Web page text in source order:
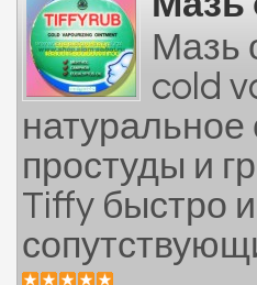
Мазь
cold
натуральное
простуды и
Tiffy быстро